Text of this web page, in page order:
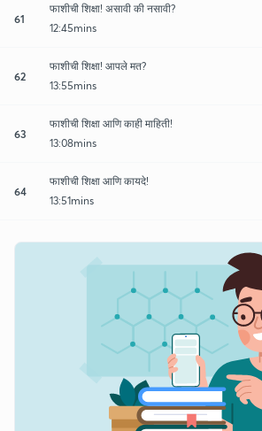
61
फाशीची शिक्षा! असावी की नसावी?
12:45mins
62
फाशीची शिक्षा! आपले मत?
13:55mins
63
फाशीची शिक्षा आणि काही माहिती!
13:08mins
64
फाशीची शिक्षा आणि कायदे!
13:51mins